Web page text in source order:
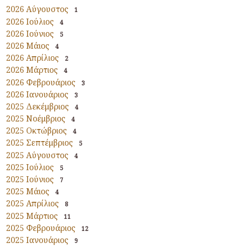
2026 Αύγουστος 1
2026 Ιούλιος 4
2026 Ιούνιος 5
2026 Μάιος 4
2026 Απρίλιος 2
2026 Μάρτιος 4
2026 Φεβρουάριος 3
2026 Ιανουάριος 3
2025 Δεκέμβριος 4
2025 Νοέμβριος 4
2025 Οκτώβριος 4
2025 Σεπτέμβριος 5
2025 Αύγουστος 4
2025 Ιούλιος 5
2025 Ιούνιος 7
2025 Μάιος 4
2025 Απρίλιος 8
2025 Μάρτιος 11
2025 Φεβρουάριος 12
2025 Ιανουάριος 9